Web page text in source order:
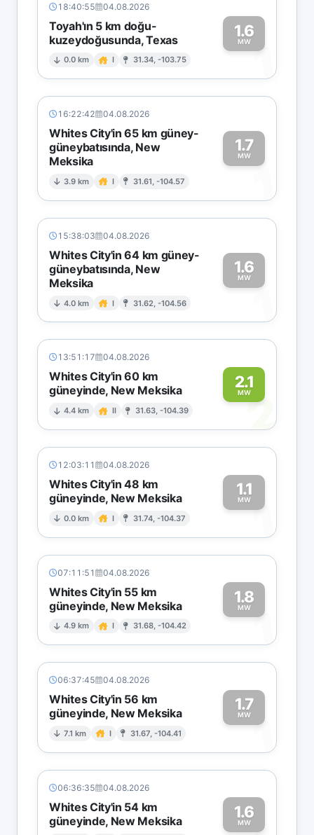
18:40:55 04.08.2026
Toyah'ın 5 km doğu-
kuzeydoğusunda, Texas
0.0 km I 31.34, -103.75
1.6
MW1
16:22:42 04.08.2026
Whites City'in 65 km güney-
güneybatısında, New
Meksika
3.9 km I 31.61, -104.57
1.7
MW
1
15:38:03 04.08.2026
Whites City'in 64 km güney-
güneybatısında, New
Meksika
4.0 km I 31.62, -104.56
1.6
MW
1
13:51:17 04.08.2026
Whites City'in 60 km
güneyinde, New Meksika
4.4 km II 31.63, -104.39
2.1
MW2
12:03:11 04.08.2026
Whites City'in 48 km
güneyinde, New Meksika
0.0 km I 31.74, -104.37
1.1
MW1
07:11:51 04.08.2026
Whites City'in 55 km
güneyinde, New Meksika
4.9 km I 31.68, -104.42
1.8
MW1
06:37:45 04.08.2026
Whites City'in 56 km
güneyinde, New Meksika
7.1 km I 31.67, -104.41
1.7
MW1
06:36:35 04.08.2026
Whites City'in 54 km
güneyinde, New Meksika
1.6
MW